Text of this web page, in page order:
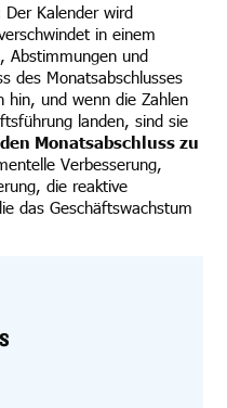
Der Kalender wird
in einem
Abstimmungen und
des Monatsabschlusses
hin, und wenn die Zahlen
landen, sind sie
den Monatsabschluss zu
Verbesserung,
die reaktive
das Geschäftswachstum